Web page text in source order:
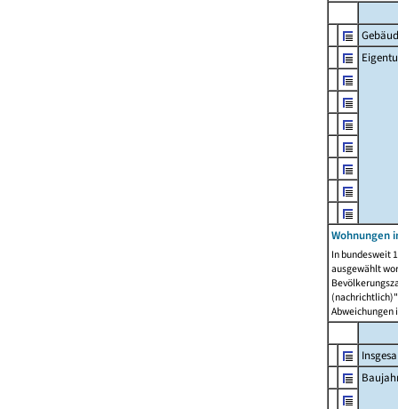
Wohnungen
In bundesweit
ausgewählt
Abweichungen